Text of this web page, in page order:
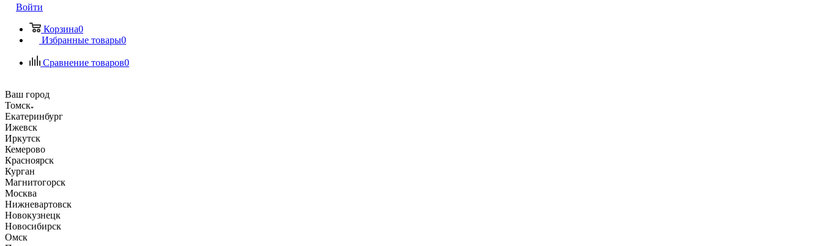
Войти
Корзина0
Избранные товары0
Сравнение товаров0
Ваш город
Томск
Екатеринбург
Ижевск
Иркутск
Кемерово
Красноярск
Курган
Магнитогорск
Москва
Нижневартовск
Новокузнецк
Новосибирск
Омск